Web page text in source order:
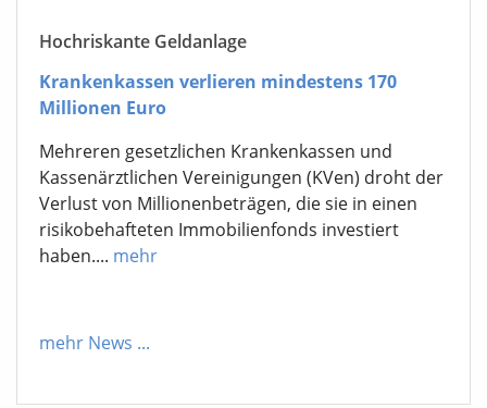
Hochriskante Geldanlage
Krankenkassen verlieren mindestens 170
Millionen Euro
Mehreren gesetzlichen Krankenkassen und
Kassenärztlichen Vereinigungen (KVen) droht der
Verlust von Millionenbeträgen, die sie in einen
risikobehafteten Immobilienfonds investiert
haben.... mehr
mehr News ...